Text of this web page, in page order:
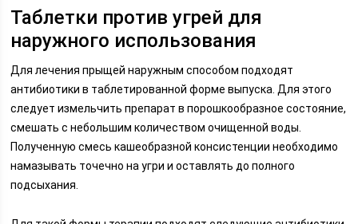
Таблетки против угрей для
наружного использования
Для лечения прыщей наружным способом подходят
антибиотики в таблетированной форме выпуска. Для этого
следует измельчить препарат в порошкообразное состояние,
смешать с небольшим количеством очищенной воды.
Полученную смесь кашеобразной консистенции необходимо
намазывать точечно на угри и оставлять до полного
подсыхания.